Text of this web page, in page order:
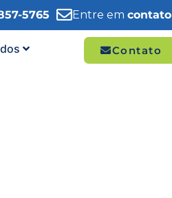
5765 Entre em contato
Contato